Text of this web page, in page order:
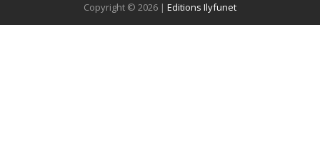
Copyright © 2026 | Editions Ilyfunet